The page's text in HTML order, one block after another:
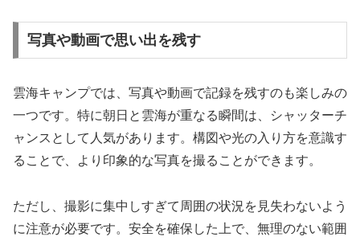
写真や動画で思い出を残す
雲海キャンプでは、写真や動画で記録を残すのも楽しみの
一つです。特に朝日と雲海が重なる瞬間は、シャッターチ
ャンスとして人気があります。構図や光の入り方を意識す
ることで、より印象的な写真を撮ることができます。
ただし、撮影に集中しすぎて周囲の状況を見失わないよう
に注意が必要です。安全を確保した上で、無理のない範囲